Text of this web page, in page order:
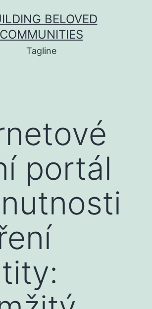
BELOVED
COMMUNITIES
Tagline
portál